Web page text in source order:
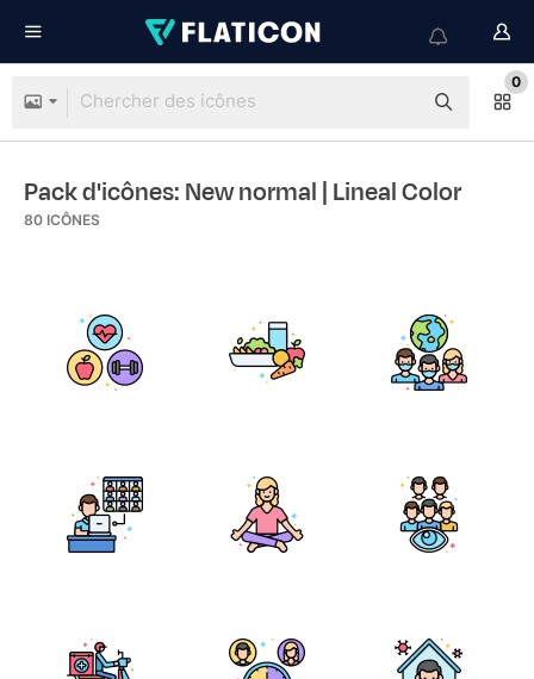
0
Pack d'icônes: New normal | Lineal Color
80 ICÔNES